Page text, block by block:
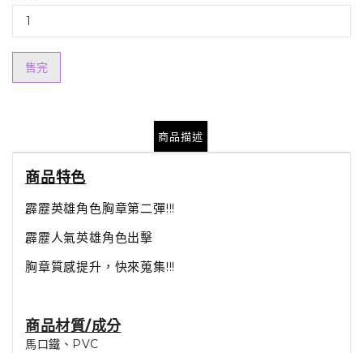
售完
商品描述
商品特色
霹靂英雄角色胸章第二彈!!!
霹靂人氣英雄角色出擊
胸章質感提升，快來蒐集!!!
商品材質/成分
馬口鐵、PVC